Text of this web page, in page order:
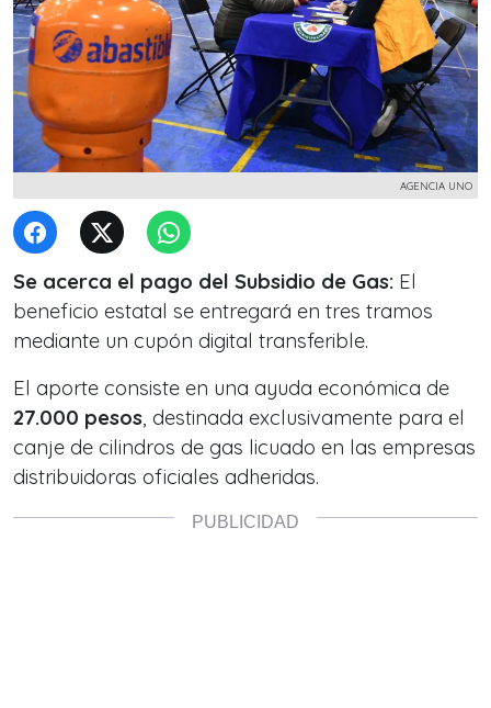
AGENCIA UNO
Se acerca el pago del Subsidio de Gas: El
beneficio estatal se entregará en tres tramos
mediante un cupón digital transferible.
El aporte consiste en una ayuda económica de
27.000 pesos, destinada exclusivamente para el
canje de cilindros de gas licuado en las empresas
distribuidoras oficiales adheridas.